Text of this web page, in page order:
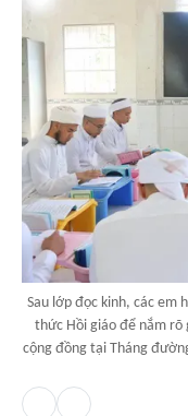
Sau lớp đọc kinh, các em
thức Hồi giáo để nắm rõ
cộng đồng tại Tháng